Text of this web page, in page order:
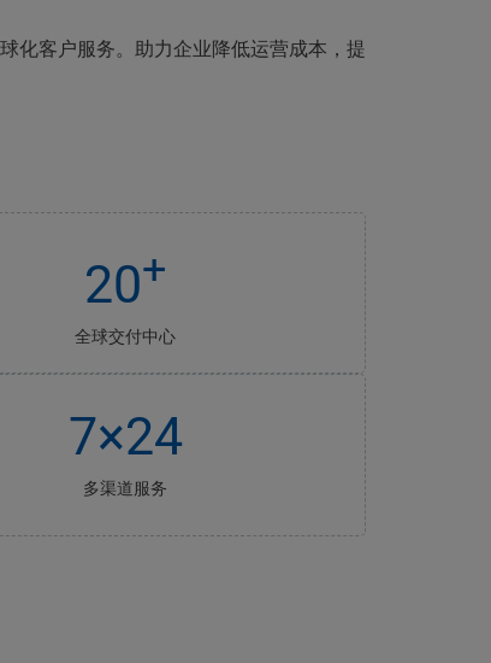
化客户服务。助力企业降低运营成本，提
20+
全球交付中心
7×24
多渠道服务